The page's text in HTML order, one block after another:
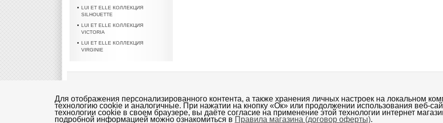
Для отображения персонализированного контента, а также хранения личных настроек на локальном
технологию cookie и аналогичные. При нажатии на кнопку «Oк» или продолжении использования веб-
технологии cookie в своем браузере, вы даёте согласие на применение этой технологии интернет
подробной информацией можно ознакомиться в Правила магазина (договор оферты).
LUI ET ELLE КОЛЛЕКЦИЯ
SILHOUETTE
LUI ET ELLE КОЛЛЕКЦИЯ
VICTORIA
LUI ET ELLE КОЛЛЕКЦИЯ
VIRGINIE
Доставка - Оплата Правила магазина (договор оферты) Размеры Проверка совместимости браузера